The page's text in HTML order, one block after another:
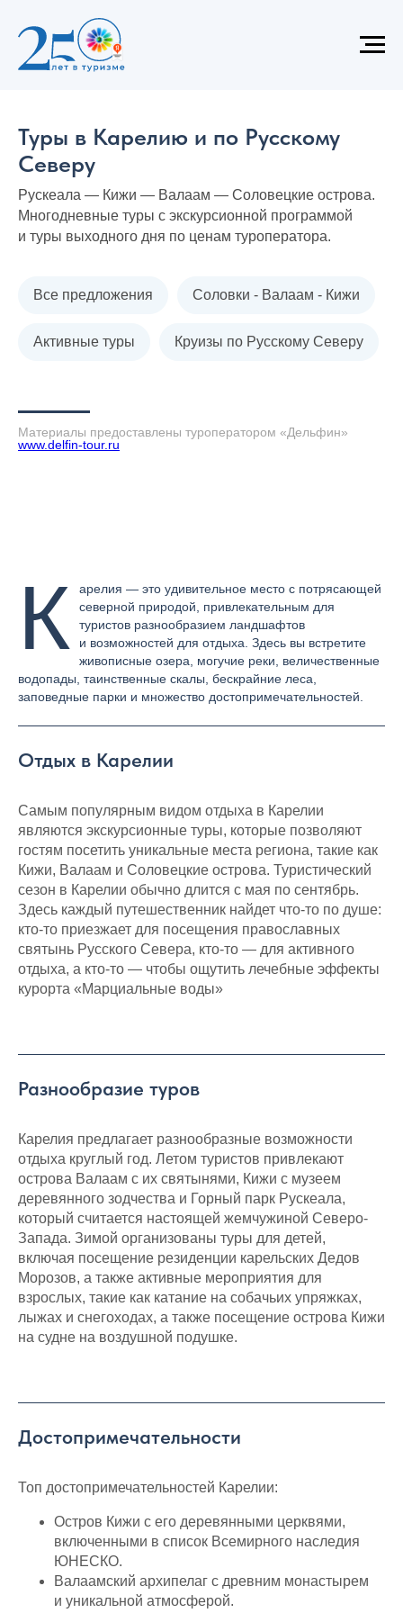
Туры в Карелию и по Русскому
Северу
Рускеала — Кижи — Валаам — Соловецкие острова.
Многодневные туры с экскурсионной программой
и туры выходного дня по ценам туроператора.
Все предложения Соловки - Валаам - Кижи
Активные туры Круизы по Русскому Северу
Материалы предоставлены туроператором «Дельфин»
www.delfin-tour.ru
К
арелия — это удивительное место с потрясающей
северной природой, привлекательным для
туристов разнообразием ландшафтов
и возможностей для отдыха. Здесь вы встретите
живописные озера, могучие реки, величественные
водопады, таинственные скалы, бескрайние леса,
заповедные парки и множество достопримечательностей.
Отдых в Карелии
Самым популярным видом отдыха в Карелии
являются экскурсионные туры, которые позволяют
гостям посетить уникальные места региона, такие как
Кижи, Валаам и Соловецкие острова. Туристический
сезон в Карелии обычно длится с мая по сентябрь.
Здесь каждый путешественник найдет что-то по душе:
кто-то приезжает для посещения православных
святынь Русского Севера, кто-то — для активного
отдыха, а кто-то — чтобы ощутить лечебные эффекты
курорта «Марциальные воды»
Разнообразие туров
Карелия предлагает разнообразные возможности
отдыха круглый год. Летом туристов привлекают
острова Валаам с их святынями, Кижи с музеем
деревянного зодчества и Горный парк Рускеала,
который считается настоящей жемчужиной Северо-
Запада. Зимой организованы туры для детей,
включая посещение резиденции карельских Дедов
Морозов, а также активные мероприятия для
взрослых, такие как катание на собачьих упряжках,
лыжах и снегоходах, а также посещение острова Кижи
на судне на воздушной подушке.
Достопримечательности
Топ достопримечательностей Карелии:
Остров Кижи с его деревянными церквями,
включенными в список Всемирного наследия
ЮНЕСКО.
Валаамский архипелаг с древним монастырем
и уникальной атмосферой.